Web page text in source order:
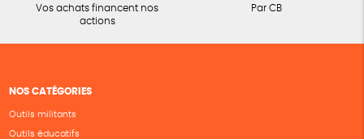
Vos achats financent nos
actions
Par CB
NOS CATÉGORIES
Outils militants
Outils éducatifs